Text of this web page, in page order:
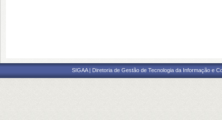
SIGAA | Diretoria de Gestão de Tecnologia da Informação e